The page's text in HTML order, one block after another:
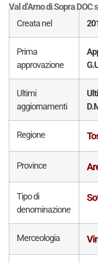
Val d’Arno di Sopra
Creata nel
Prima
approvazione
Ultimi
aggiornamenti
Regione
Province
Tipo di
denominazione
Merceologia